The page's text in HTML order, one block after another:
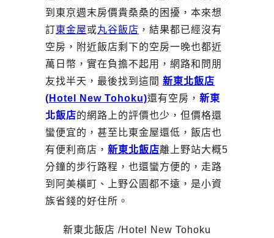
到東京週末房價貴桑桑的困擾，本來想
訂東金屋或丸谷飯店 ，結果都已經沒有
空房，附近飯店剩下的空房一晚也都近
萬日幣，實在負擔不起用，網路和問朋
友找半天，最後找到這間 新東北飯店
(Hotel New Tohoku)還有空房， 新東
北飯店的網路上的評價也少，但價格還
蠻便宜的，甚至比東金屋還低，飯店也
有便利商店， 新東北飯店離上野站大概5
分鐘的步行路程，也還蠻方便的，走路
到阿美橫町、上野公園都不遠，是小資
族省錢的好住所。
新東北飯店 /Hotel New Tohoku